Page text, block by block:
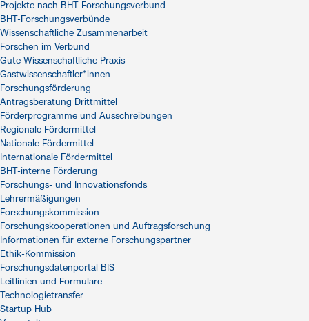
Projekte nach BHT-Forschungsverbund
BHT-Forschungsverbünde
Wissenschaftliche Zusammenarbeit
Forschen im Verbund
Gute Wissenschaftliche Praxis
Gastwissenschaftler*innen
Forschungsförderung
Antragsberatung Drittmittel
Förderprogramme und Ausschreibungen
Regionale Fördermittel
Nationale Fördermittel
Internationale Fördermittel
BHT-interne Förderung
Forschungs- und Innovationsfonds
Lehrermäßigungen
Forschungskommission
Forschungskooperationen und Auftragsforschung
Informationen für externe Forschungspartner
Ethik-Kommission
Forschungsdatenportal BIS
Leitlinien und Formulare
Technologietransfer
Startup Hub